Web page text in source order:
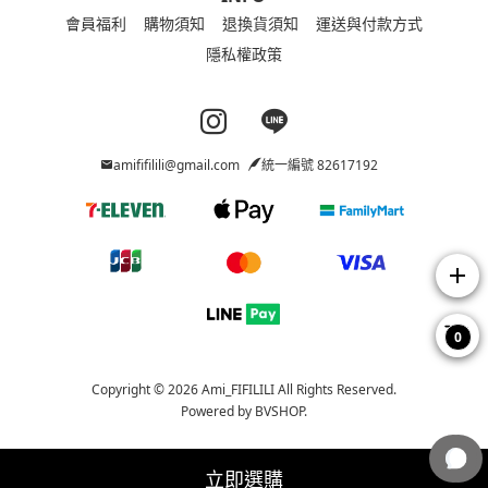
立即選購
會員福利 購物須知 退換貨須知
運送與付款方式
隱私權政策
Instagram page
Line page
amififilili@gmail.com 統一編號 82617192
Copyright © 2026 Ami_FIFILILI All Rights Reserved.
Powered by BVSHOP.
add
0